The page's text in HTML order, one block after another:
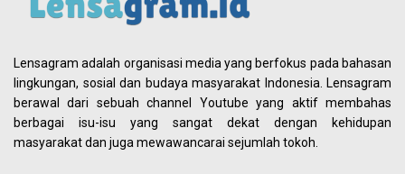
Lensagram adalah organisasi media yang berfokus pada bahasan
lingkungan, sosial dan budaya masyarakat Indonesia. Lensagram
berawal dari sebuah channel Youtube yang aktif membahas
berbagai isu-isu yang sangat dekat dengan kehidupan
masyarakat dan juga mewawancarai sejumlah tokoh.